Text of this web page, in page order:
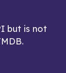
but is not